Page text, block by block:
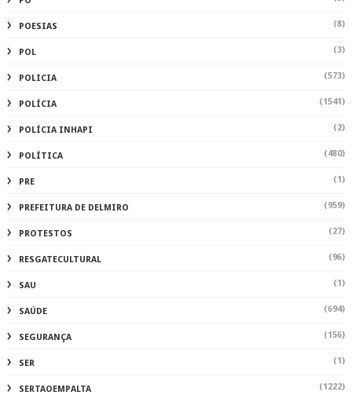
POESIAS (8)
POL (3)
POLICIA (573)
POLÍCIA (1541)
POLÍCIA INHAPI (2)
POLÍTICA (480)
PRE (1)
PREFEITURA DE DELMIRO (959)
PROTESTOS (27)
RESGATECULTURAL (96)
SAU (1)
SAÚDE (694)
SEGURANÇA (156)
SER (1)
SERTAOEMPALTA (1222)